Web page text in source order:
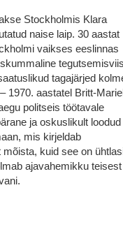
Stockholmis Klara
naise laip. 30 aastat
vaikses eeslinnas
tagajärjed
1970. aastatel Britt-
politseis töötavale
ja oskuslikult loodud
mis kirjeldab
kuid see on
ajavahemikku teisest